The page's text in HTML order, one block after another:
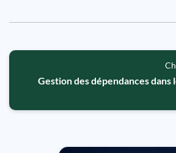
Gestion des dépendances dans